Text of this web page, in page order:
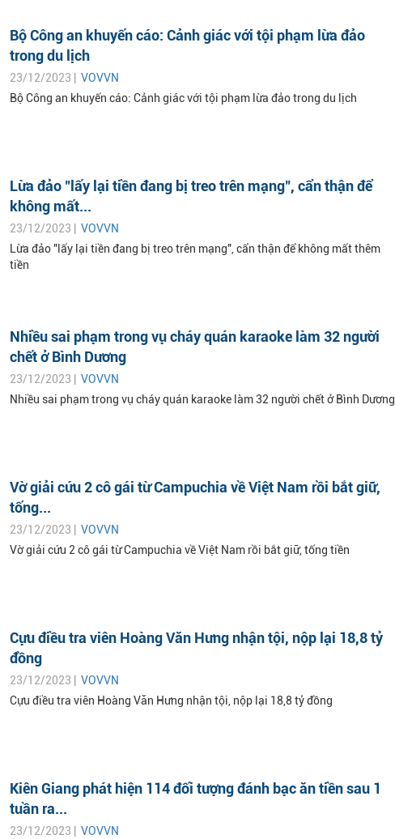
Bộ Công an khuyến cáo: Cảnh giác với tội phạm lừa đảo
trong du lịch
23/12/2023 | VOVVN
Bộ Công an khuyến cáo: Cảnh giác với tội phạm lừa đảo trong du lịch
Lừa đảo "lấy lại tiền đang bị treo trên mạng", cẩn thận để
không mất...
23/12/2023 | VOVVN
Lừa đảo "lấy lại tiền đang bị treo trên mạng", cẩn thận để không mất thêm
tiền
Nhiều sai phạm trong vụ cháy quán karaoke làm 32 người
chết ở Bình Dương
23/12/2023 | VOVVN
Nhiều sai phạm trong vụ cháy quán karaoke làm 32 người chết ở Bình Dương
Vờ giải cứu 2 cô gái từ Campuchia về Việt Nam rồi bắt giữ,
tống...
23/12/2023 | VOVVN
Vờ giải cứu 2 cô gái từ Campuchia về Việt Nam rồi bắt giữ, tống tiền
Cựu điều tra viên Hoàng Văn Hưng nhận tội, nộp lại 18,8 tỷ
đồng
23/12/2023 | VOVVN
Cựu điều tra viên Hoàng Văn Hưng nhận tội, nộp lại 18,8 tỷ đồng
Kiên Giang phát hiện 114 đối tượng đánh bạc ăn tiền sau 1
tuần ra...
23/12/2023 | VOVVN